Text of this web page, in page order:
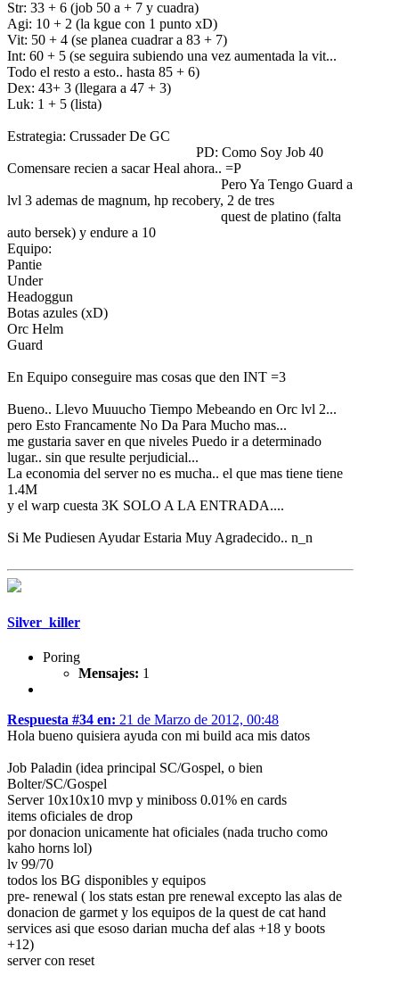
Str: 33 + 6 (job 50 a + 7 y cuadra)
Agi: 10 + 2 (la kgue con 1 punto xD)
Vit: 50 + 4 (se planea cuadrar a 83 + 7)
Int: 60 + 5 (se seguira subiendo una vez aumentada la vit...
Todo el resto a esto.. hasta 85 + 6)
Dex: 43+ 3 (llegara a 47 + 3)
Luk: 1 + 5 (lista)
Estrategia: Crussader De GC
PD: Como Soy Job 40
Comensare recien a sacar Heal ahora.. =P
Pero Ya Tengo Guard a
lvl 3 ademas de magnum, hp recobery, 2 de tres
quest de platino (falta
auto bersek) y endure a 10
Equipo:
Pantie
Under
Headoggun
Botas azules (xD)
Orc Helm
Guard
En Equipo conseguire mas cosas que den INT =3
Bueno.. Llevo Muuucho Tiempo Mebeando en Orc lvl 2...
pero Esto Francamente No Da Para Mucho mas...
me gustaria saver en que niveles Puedo ir a determinado
lugar.. sin que resulte perjudicial...
La economia del server no es mucha.. el que mas tiene tiene
1.4M
y el warp cuesta 3K SOLO A LA ENTRADA....
Si Me Pudiesen Ayudar Estaria Muy Agradecido.. n_n
Silver_killer
Poring
Mensajes: 1
Respuesta #34 en: 21 de Marzo de 2012, 00:48
Hola bueno quisiera ayuda con mi build aca mis datos
Job Paladin (idea principal SC/Gospel, o bien
Bolter/SC/Gospel
Server 10x10x10 mvp y miniboss 0.01% en cards
items oficiales de drop
por donacion unicamente hat oficiales (nada trucho como
kaho horns lol)
lv 99/70
todos los BG disponibles y equipos
pre- renewal ( los stats estan pre renewal excepto las alas de
donacion de garmet y los equipos de la quest de cat hand
services asi que esoso darian mucha def alas +18 y boots
+12)
server con reset